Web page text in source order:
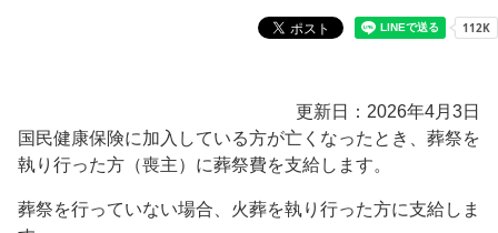
更新日：2026年4月3日
国民健康保険に加入している方が亡くなったとき、葬祭を
執り行った方（喪主）に葬祭費を支給します。
葬祭を行っていない場合、火葬を執り行った方に支給しま